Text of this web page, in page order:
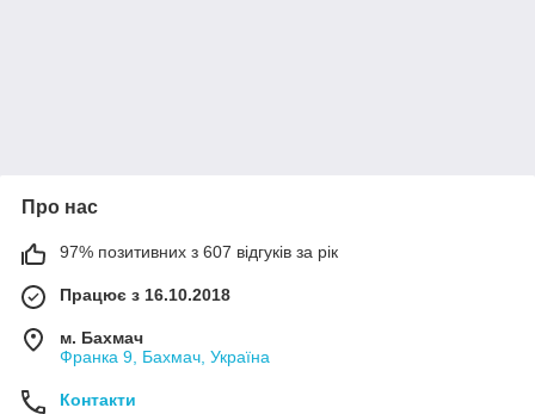
Про нас
97% позитивних з 607 відгуків за рік
Працює з 16.10.2018
м. Бахмач
Франка 9, Бахмач, Україна
Контакти